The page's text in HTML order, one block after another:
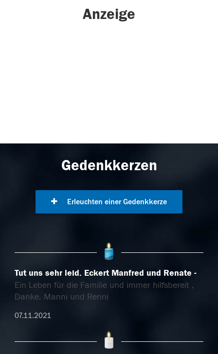
Anzeige
Gedenkkerzen
Erleuchten einer Gedenkkerze
Tut uns sehr leid. Eckert Manfred und Renate
Ein Leben für die Familie und immer hilfsbereit ,
Danke. Manni und Renni
07.11.2021